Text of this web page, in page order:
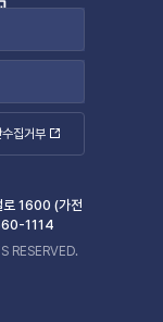
집거부
로 1600 (가전
1114
RESERVED.